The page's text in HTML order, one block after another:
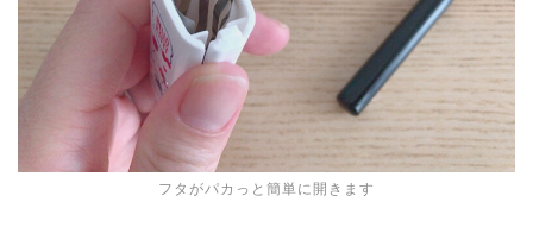
フタがパカっと簡単に開きます